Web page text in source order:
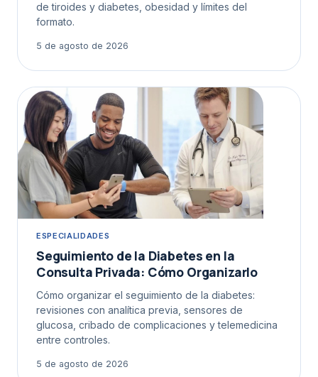
de tiroides y diabetes, obesidad y límites del
formato.
5 de agosto de 2026
ESPECIALIDADES
Seguimiento de la Diabetes en la
Consulta Privada: Cómo Organizarlo
Cómo organizar el seguimiento de la diabetes:
revisiones con analítica previa, sensores de
glucosa, cribado de complicaciones y telemedicina
entre controles.
5 de agosto de 2026